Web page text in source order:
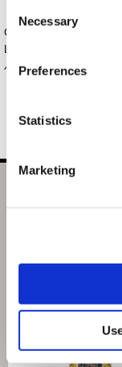
Selection
Necessary
Preferences
Statistics
Marketing
CAPCOM×B-SIDE
LABELステッカー
バイオ...
月お届け分）